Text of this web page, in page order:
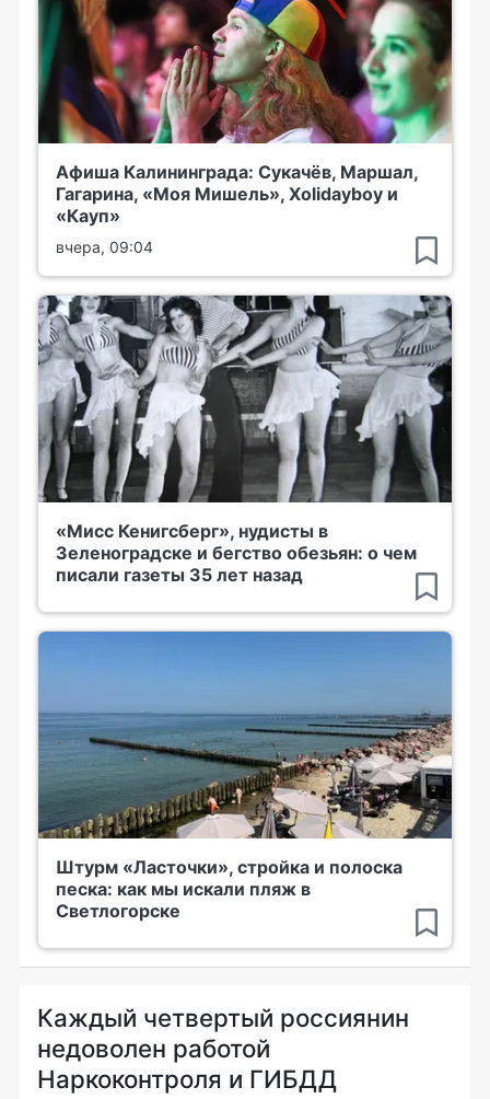
Афиша Калининграда: Сукачёв, Маршал,
Гагарина, «Моя Мишель», Xolidayboy и
«Кауп»
вчера, 09:04
«Мисс Кенигсберг», нудисты в
Зеленоградске и бегство обезьян: о чем
писали газеты 35 лет назад
Штурм «Ласточки», стройка и полоска
песка: как мы искали пляж в
Светлогорске
Каждый четвертый россиянин
недоволен работой
Наркоконтроля и ГИБДД